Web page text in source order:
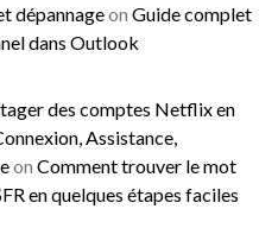
dépannageon Guide complet
dans Outlook
des comptes Netflix en
Assistance,
on Comment trouver le mot
en quelques étapes faciles